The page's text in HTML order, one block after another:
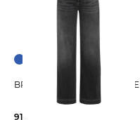
BRAX | Damen Jeans MAINE
91,25 €